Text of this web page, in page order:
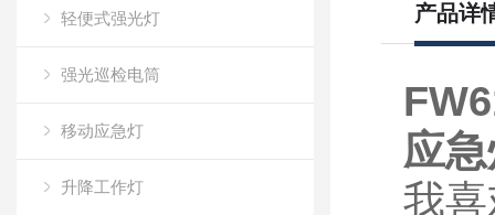
轻便式强光灯
强光巡检电筒
移动应急灯
升降工作灯
产品详
应
我